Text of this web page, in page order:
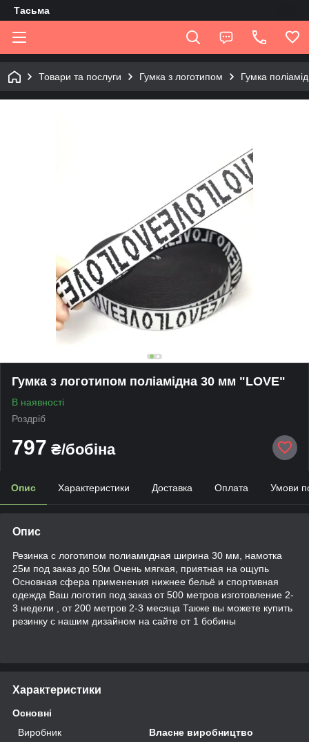
Tасьма
Товари та послуги Гумка з логотипом Гумка
Гумка з логотипом поліамідна 30 мм "LOVE"
В наявності
Роздріб
797 ₴/бобіна
Опис Характеристики Доставка Оплата Умови
Опис
Резинка с логотипом полиамидная ширина 30 мм, намотка
25м под заказ до 50м Очень мягкая, приятная на ощупь
Основная сфера применения нижнее бельё и спортивная
одежда Ваш логотип под заказ от 500 метров изготовление 2-
3 недели , от 200 метров 2-3 месяца Также вы можете купить
резинку с нашим дизайном на сайте от 1 бобины
Характеристики
Основні
Виробник
Власне виробництво